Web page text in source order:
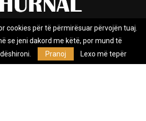
Impresumi Marketing
Privacy Policy
e Lajmeve e pavarur, e themeluar në vitin
cookies për të përmirësuar përvojën tuaj.
se jeni dakord me këtë, por mund të
Pranoj Lexo më tepër